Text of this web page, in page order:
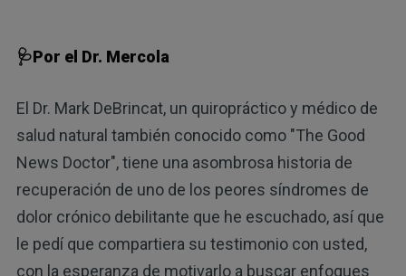
🩺Por el Dr. Mercola
El Dr. Mark DeBrincat, un quiropráctico y médico de
salud natural también conocido como "The Good
News Doctor", tiene una asombrosa historia de
recuperación de uno de los peores síndromes de
dolor crónico debilitante que he escuchado, así que
le pedí que compartiera su testimonio con usted,
con la esperanza de motivarlo a buscar enfoques